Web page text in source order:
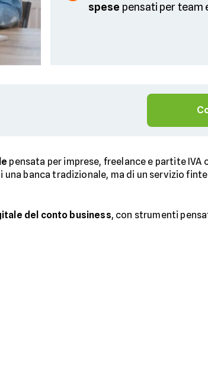
spese pensati per team
pensata per imprese, freelance e partite IVA
banca tradizionale, ma di un servizio
del conto business, con strumenti